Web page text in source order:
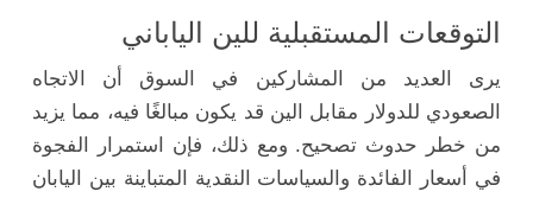
التوقعات المستقبلية للين الياباني
يرى العديد من المشاركين في السوق أن الاتجاه
الصعودي للدولار مقابل الين قد يكون مبالغًا فيه، مما يزيد
من خطر حدوث تصحيح. ومع ذلك، فإن استمرار الفجوة
في أسعار الفائدة والسياسات النقدية المتباينة بين اليابان